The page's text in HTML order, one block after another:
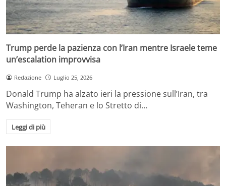
Trump perde la pazienza con l’Iran mentre Israele teme
un’escalation improvvisa
Redazione Luglio 25, 2026
Donald Trump ha alzato ieri la pressione sull’Iran, tra
Washington, Teheran e lo Stretto di…
Leggi di più